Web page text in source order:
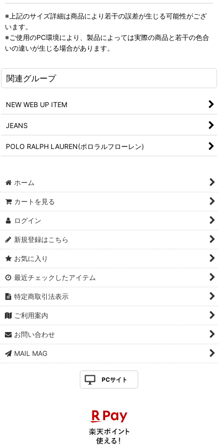
※上記のサイズ詳細は商品により若干の誤差が生じる可能性がござ
います。
※ご使用のPC環境により、製品によっては実際の商品と若干の色合
いの違いが生じる場合があります。
関連グループ
NEW WEB UP ITEM
JEANS
POLO RALPH LAUREN(ポロラルフローレン)
ホーム
カートを見る
ログイン
新規登録はこちら
お気に入り
最近チェックしたアイテム
特定商取引法表示
ご利用案内
お問い合わせ
MAIL MAG
PCサイト